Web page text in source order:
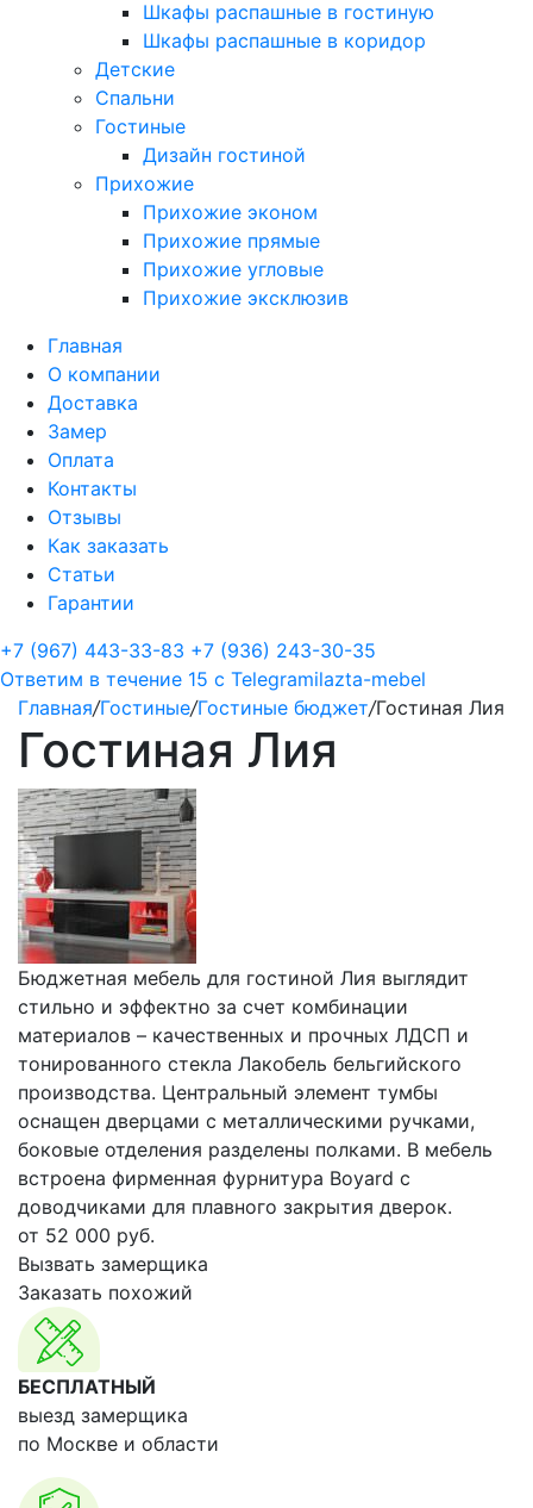
Шкафы распашные в гостиную
Шкафы распашные в коридор
Детские
Спальни
Гостиные
Дизайн гостиной
Прихожие
Прихожие эконом
Прихожие прямые
Прихожие угловые
Прихожие эксклюзив
Главная
О компании
Доставка
Замер
Оплата
Контакты
Отзывы
Как заказать
Статьи
Гарантии
+7 (967) 443-33-83 +7 (936) 243-30-35
Ответим в течение 15 с Telegramilazta-mebel
Главная/Гостиные/Гостиные бюджет/Гостиная Лия
Гостиная Лия
Бюджетная мебель для гостиной Лия выглядит
стильно и эффектно за счет комбинации
материалов – качественных и прочных ЛДСП и
тонированного стекла Лакобель бельгийского
производства. Центральный элемент тумбы
оснащен дверцами с металлическими ручками,
боковые отделения разделены полками. В мебель
встроена фирменная фурнитура Boyard с
доводчиками для плавного закрытия дверок.
от 52 000 руб.
Вызвать замерщика
Заказать похожий
БЕСПЛАТНЫЙ
выезд замерщика
по Москве и области